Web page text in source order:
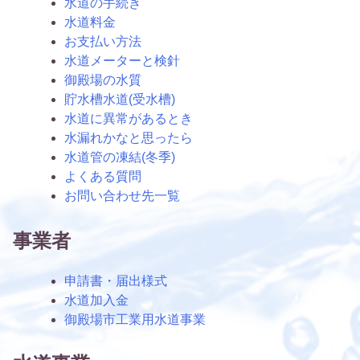
水道の手続き
水道料金
お支払い方法
水道メーターと検針
御殿場の水質
貯水槽水道(受水槽)
水道に異常があるとき
水漏れかなと思ったら
水道管の凍結(冬季)
よくある質問
お問い合わせ先一覧
事業者
申請書・届出様式
水道加入金
御殿場市工業用水道事業